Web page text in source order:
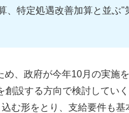
、特定処遇改善加算と並ぶ"
、政府が今年10月の実施
設する方向で検討してい
む形をとり、支給要件も基